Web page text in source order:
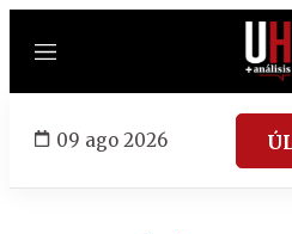
Menú
09 ago 2026